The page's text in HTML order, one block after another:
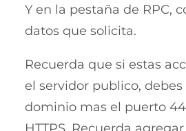
Y en la pestaña de RPC,
datos que solicita.
Recuerda que si estas
el servidor publico,
dominio mas el puerto